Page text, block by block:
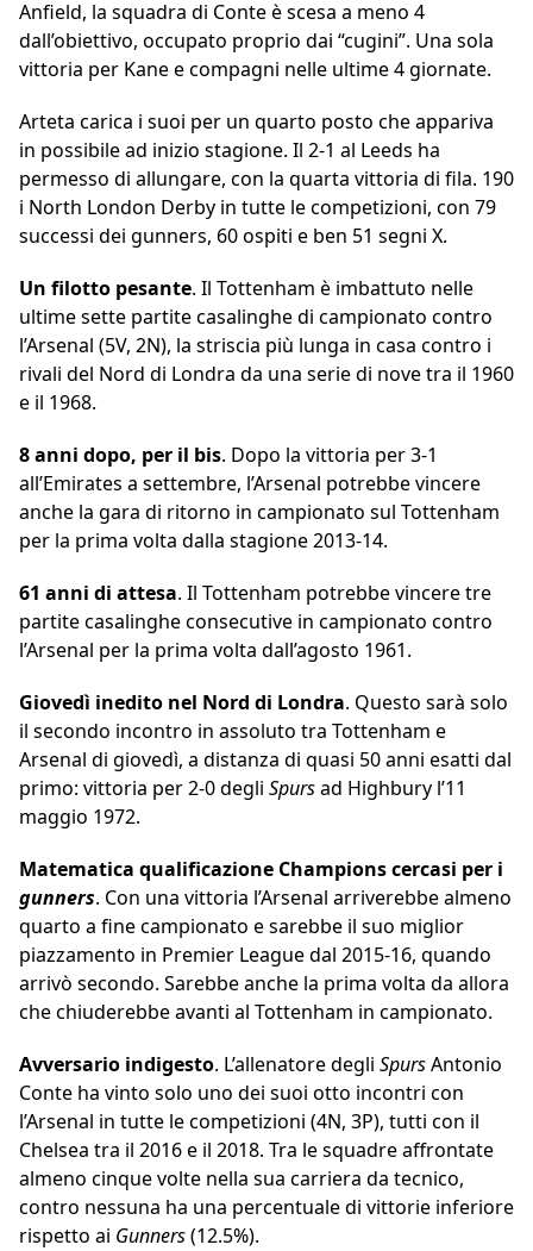
Anfield, la squadra di Conte è scesa a meno 4
dall’obiettivo, occupato proprio dai “cugini”. Una sola
vittoria per Kane e compagni nelle ultime 4 giornate.
Arteta carica i suoi per un quarto posto che appariva
in possibile ad inizio stagione. Il 2-1 al Leeds ha
permesso di allungare, con la quarta vittoria di fila. 190
i North London Derby in tutte le competizioni, con 79
successi dei gunners, 60 ospiti e ben 51 segni X.
Un filotto pesante. Il Tottenham è imbattuto nelle
ultime sette partite casalinghe di campionato contro
l’Arsenal (5V, 2N), la striscia più lunga in casa contro i
rivali del Nord di Londra da una serie di nove tra il 1960
e il 1968.
8 anni dopo, per il bis. Dopo la vittoria per 3-1
all’Emirates a settembre, l’Arsenal potrebbe vincere
anche la gara di ritorno in campionato sul Tottenham
per la prima volta dalla stagione 2013-14.
61 anni di attesa. Il Tottenham potrebbe vincere tre
partite casalinghe consecutive in campionato contro
l’Arsenal per la prima volta dall’agosto 1961.
Giovedì inedito nel Nord di Londra. Questo sarà solo
il secondo incontro in assoluto tra Tottenham e
Arsenal di giovedì, a distanza di quasi 50 anni esatti dal
primo: vittoria per 2-0 degli Spursad Highbury l’11
maggio 1972.
Matematica qualificazione Champions cercasi per i
gunners. Con una vittoria l’Arsenal arriverebbe almeno
quarto a fine campionato e sarebbe il suo miglior
piazzamento in Premier League dal 2015-16, quando
arrivò secondo. Sarebbe anche la prima volta da allora
che chiuderebbe avanti al Tottenham in campionato.
Avversario indigesto. L’allenatore degli SpursAntonio
Conte ha vinto solo uno dei suoi otto incontri con
l’Arsenal in tutte le competizioni (4N, 3P), tutti con il
Chelsea tra il 2016 e il 2018. Tra le squadre affrontate
almeno cinque volte nella sua carriera da tecnico,
contro nessuna ha una percentuale di vittorie inferiore
rispetto ai Gunners(12.5%).